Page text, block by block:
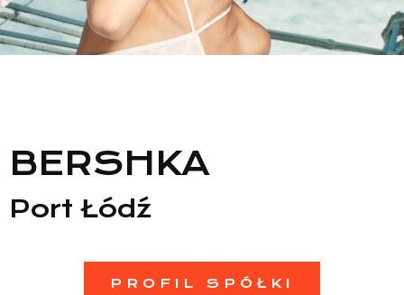
Lista sklepów
BERSHKA
Port Łódź
PROFIL SPÓŁKI